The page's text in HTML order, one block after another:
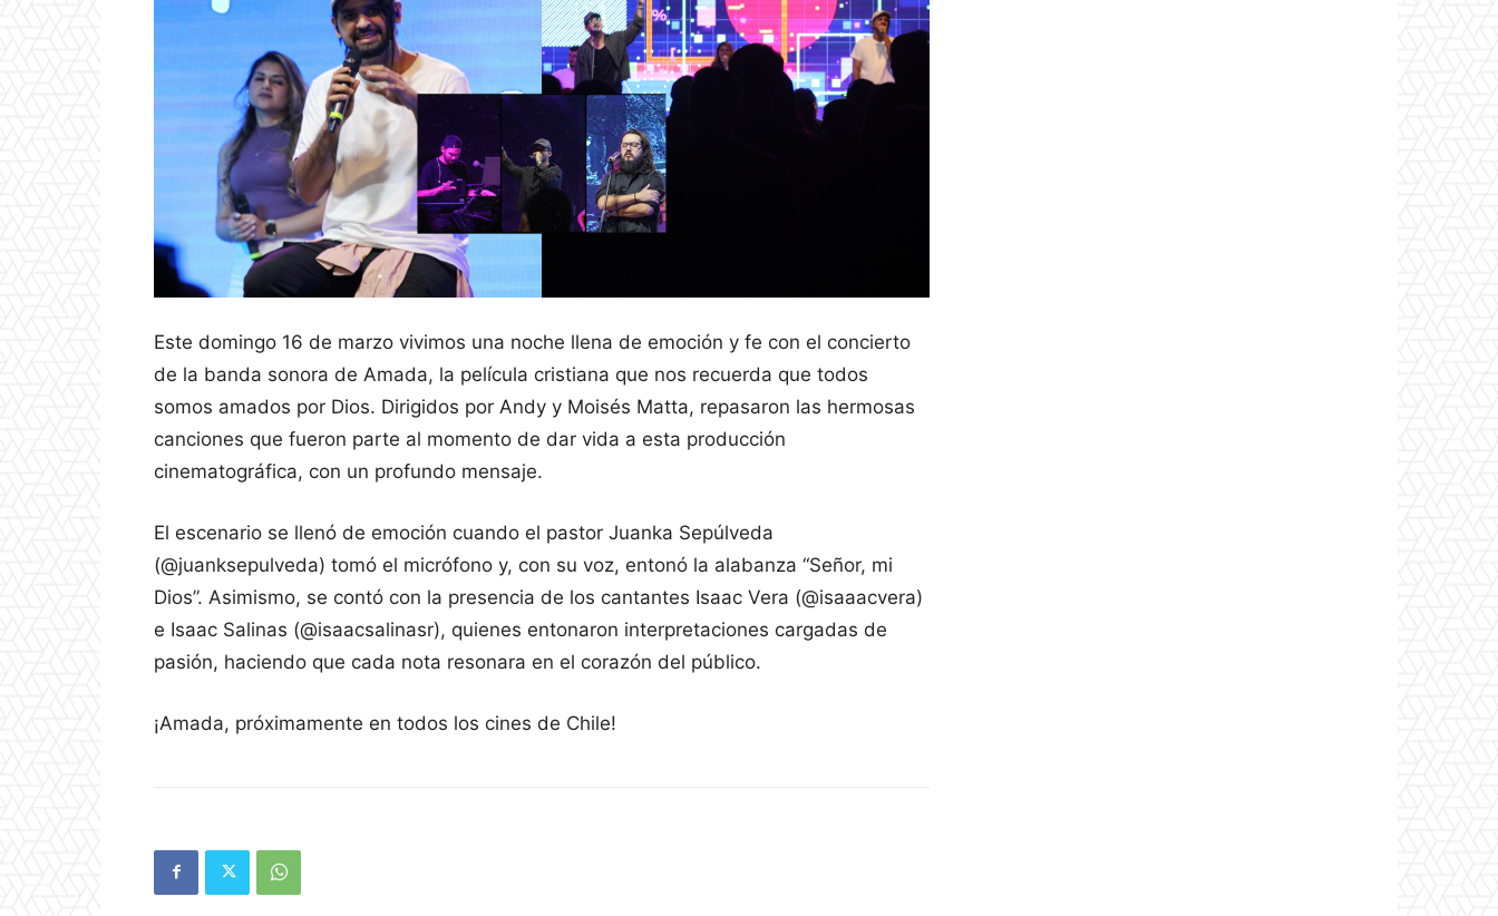
Este domingo 16 de marzo vivimos una noche llena de emoción y fe con el concierto
de la banda sonora de Amada, la película cristiana que nos recuerda que todos
somos amados por Dios. Dirigidos por Andy y Moisés Matta, repasaron las hermosas
canciones que fueron parte al momento de dar vida a esta producción
cinematográfica, con un profundo mensaje.
El escenario se llenó de emoción cuando el pastor Juanka Sepúlveda
(@juanksepulveda) tomó el micrófono y, con su voz, entonó la alabanza “Señor, mi
Dios”. Asimismo, se contó con la presencia de los cantantes Isaac Vera (@isaaacvera)
e Isaac Salinas (@isaacsalinasr), quienes entonaron interpretaciones cargadas de
pasión, haciendo que cada nota resonara en el corazón del público.
¡Amada, próximamente en todos los cines de Chile!